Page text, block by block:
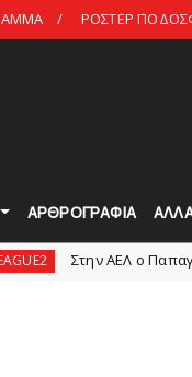
ΡΟΣΤΕΡ
ΑΡΘΡΟΓΡΑΦΙΑ
AEΛ ο Παπαγεωργίου